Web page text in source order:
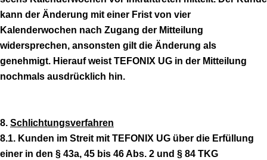
kann der Änderung mit einer Frist von vier
Kalenderwochen nach Zugang der Mitteilung
widersprechen, ansonsten gilt die Änderung als
genehmigt. Hierauf weist TEFONIX UG in der Mitteilung
nochmals ausdrücklich hin.
8. Schlichtungsverfahren
8.1. Kunden im Streit mit TEFONIX UG über die Erfüllung
einer in den § 43a, 45 bis 46 Abs. 2 und § 84 TKG